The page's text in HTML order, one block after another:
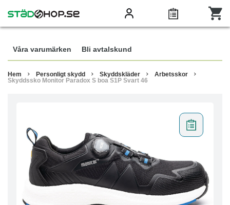
Våra varumärken Bli avtalskund
Hem Personligt skydd Skyddskläder
Arbetsskor
Skyddssko Monitor Paradox S boa S1P Svart 46